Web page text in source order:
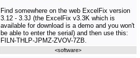
Find somewhere on the web ExcelFix version
3.12 - 3.3J (the ExcelFix v3.3K which is
available for download is a demo and you won't
be able to enter the serial) and then use this:
FILN-THLP-JPMZ-ZVOV-7ZB.
<software>